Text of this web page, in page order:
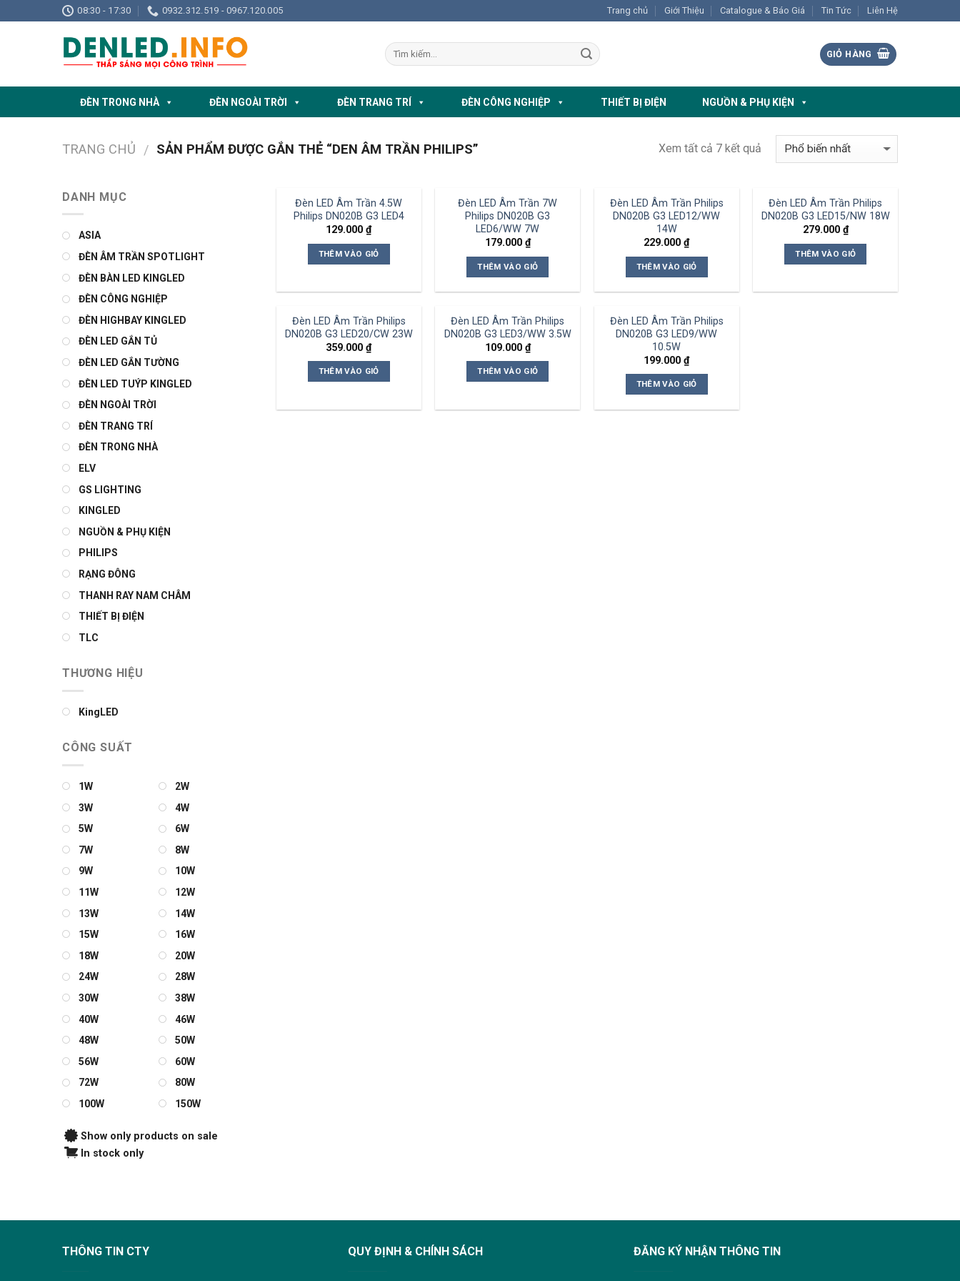
to
08:30 - 17:30 0932.312.519 - 0967.120.005 Trang chủ Giới Thiệu Catalogue & Báo Giá Tin Tức Liên Hệ
GIỎ HÀNG
ĐÈN TRONG NHÀ ĐÈN NGOÀI TRỜI ĐÈN TRANG TRÍ ĐÈN CÔNG NGHIỆP THIẾT BỊ ĐIỆN NGUỒN & PHỤ KIỆN
TRANG CHỦ / SẢN PHẨM ĐƯỢC GẮN THẺ “DEN ÂM TRẦN PHILIPS” Xem tất cả 7 kết quả
DANH MỤC
ASIA
ĐÈN ÂM TRẦN SPOTLIGHT
ĐÈN BÀN LED KINGLED
ĐÈN CÔNG NGHIỆP
ĐÈN HIGHBAY KINGLED
ĐÈN LED GẮN TỦ
ĐÈN LED GẮN TƯỜNG
ĐÈN LED TUÝP KINGLED
ĐÈN NGOÀI TRỜI
ĐÈN TRANG TRÍ
ĐÈN TRONG NHÀ
ELV
GS LIGHTING
KINGLED
NGUỒN & PHỤ KIỆN
PHILIPS
RẠNG ĐÔNG
THANH RAY NAM CHÂM
THIẾT BỊ ĐIỆN
TLC
THƯƠNG HIỆU
KingLED
CÔNG SUẤT
1W
2W
3W
4W
5W
6W
7W
8W
9W
10W
11W
12W
13W
14W
15W
16W
18W
20W
24W
28W
30W
38W
40W
46W
48W
50W
56W
60W
72W
80W
100W
150W
Show only products on sale
In stock only
Đèn LED Âm Trần 4.5W
Philips DN020B G3 LED4
129.000₫
THÊM VÀO GIỎ
Đèn LED Âm Trần 7W
Philips DN020B G3
LED6/WW 7W
179.000 ₫
THÊM VÀO GIỎ
Đèn LED Âm Trần Philips
DN020B G3 LED12/WW
14W
229.000₫
THÊM VÀO GIỎ
Đèn LED Âm Trần Philips
DN020B G3 LED15/NW 18W
279.000 ₫
THÊM VÀO GIỎ
Đèn LED Âm Trần Philips
DN020B G3 LED20/CW 23W
359.000₫
THÊM VÀO GIỎ
Đèn LED Âm Trần Philips
DN020B G3 LED3/WW 3.5W
109.000 ₫
THÊM VÀO GIỎ
Đèn LED Âm Trần Philips
DN020B G3 LED9/WW
10.5W
199.000₫
THÊM VÀO GIỎ
THÔNG TIN CTY QUY ĐỊNH & CHÍNH SÁCH ĐĂNG KÝ NHẬN THÔNG TIN